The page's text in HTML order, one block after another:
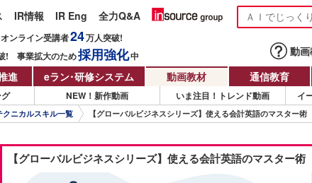
IR情報 IR Eng 全力Q&A
オンライン受講者24万人突破!
! 事業拡大のため採用強化中 動
進 eラン・研修システム 動画教材 通信教育
NEW！新作動画 いま注目！トレンド動画 イ
クニカルスキル一覧 【グローバルビジネスシリーズ】使える会計英語のマスター術
【グローバルビジネスシリーズ】使える会計英語のマスター術